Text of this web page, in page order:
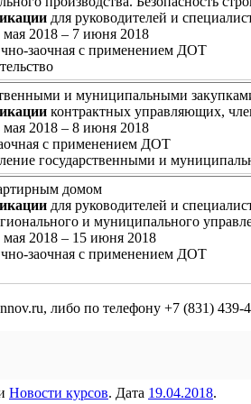
для руководителей и
мая 2018 – 7 июня 2018
заочная с применением ДОТ
и муниципальными
контрактных управляющих,
мая 2018 – 8 июня 2018
с применением ДОТ
государственными и
домом
для руководителей и
и муниципального
мая 2018 – 15 июня 2018
заочная с применением ДОТ
либо по телефону +7 (831) 439-
Новости курсов. Дата 19.04.2018.